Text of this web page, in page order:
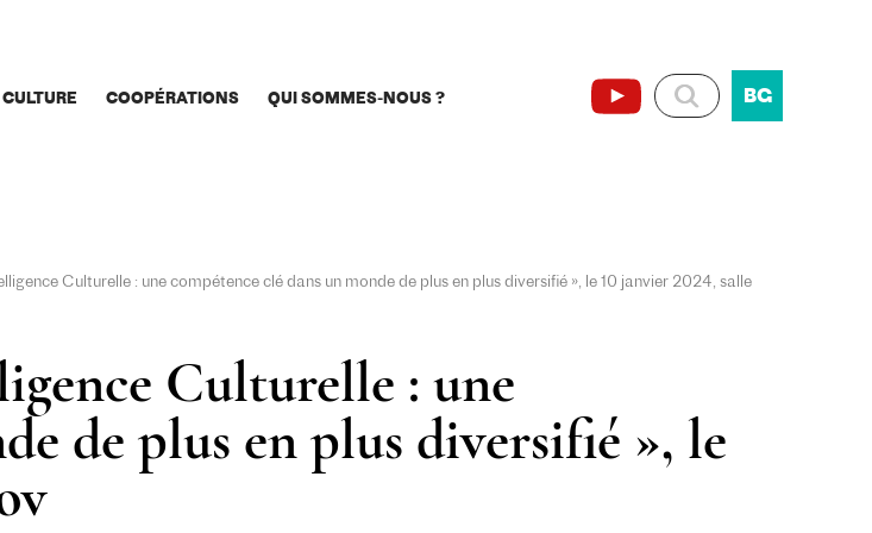
COOPÉRATIONS QUI SOMMES-NOUS ? BG
Culturelle : une compétence clé dans un monde de plus en plus diversifié », le 10 janvier 2024, salle
Culturelle : une
de plus en plus diversifié », le